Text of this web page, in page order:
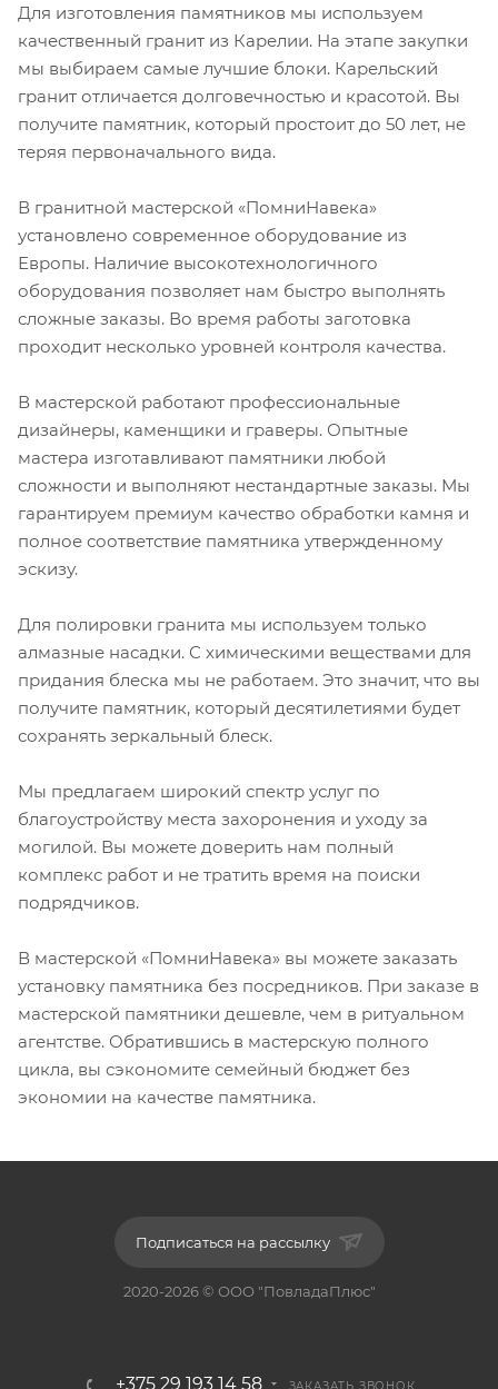
Для изготовления памятников мы используем
качественный гранит из Карелии. На этапе закупки
мы выбираем самые лучшие блоки. Карельский
гранит отличается долговечностью и красотой. Вы
получите памятник, который простоит до 50 лет, не
теряя первоначального вида.
В гранитной мастерской «ПомниНавека»
установлено современное оборудование из
Европы. Наличие высокотехнологичного
оборудования позволяет нам быстро выполнять
сложные заказы. Во время работы заготовка
проходит несколько уровней контроля качества.
В мастерской работают профессиональные
дизайнеры, каменщики и граверы. Опытные
мастера изготавливают памятники любой
сложности и выполняют нестандартные заказы. Мы
гарантируем премиум качество обработки камня и
полное соответствие памятника утвержденному
эскизу.
Для полировки гранита мы используем только
алмазные насадки. С химическими веществами для
придания блеска мы не работаем. Это значит, что вы
получите памятник, который десятилетиями будет
сохранять зеркальный блеск.
Мы предлагаем широкий спектр услуг по
благоустройству места захоронения и уходу за
могилой. Вы можете доверить нам полный
комплекс работ и не тратить время на поиски
подрядчиков.
В мастерской «ПомниНавека» вы можете заказать
установку памятника без посредников. При заказе в
мастерской памятники дешевле, чем в ритуальном
агентстве. Обратившись в мастерскую полного
цикла, вы сэкономите семейный бюджет без
экономии на качестве памятника.
Подписаться на рассылку
2020-2026 © ООО "ПовладаПлюс"
+375 29 193 14 58